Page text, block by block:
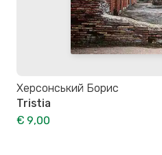
Херсонський Борис
Tristia
€ 9,00